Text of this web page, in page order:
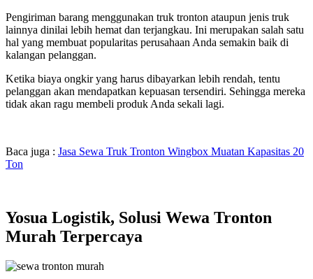
Pengiriman barang menggunakan truk tronton ataupun jenis truk
lainnya dinilai lebih hemat dan terjangkau. Ini merupakan salah satu
hal yang membuat popularitas perusahaan Anda semakin baik di
kalangan pelanggan.
Ketika biaya ongkir yang harus dibayarkan lebih rendah, tentu
pelanggan akan mendapatkan kepuasan tersendiri. Sehingga mereka
tidak akan ragu membeli produk Anda sekali lagi.
Baca juga : Jasa Sewa Truk Tronton Wingbox Muatan Kapasitas 20
Ton
Yosua Logistik, Solusi Wewa Tronton
Murah Terpercaya